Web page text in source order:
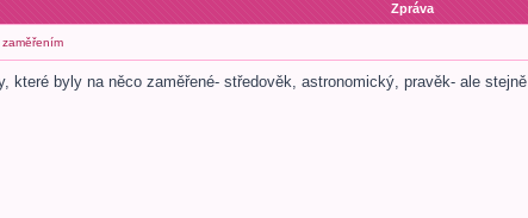
Zpráva
které byly na něco zaměřené- středověk, astronomický, pravěk- ale